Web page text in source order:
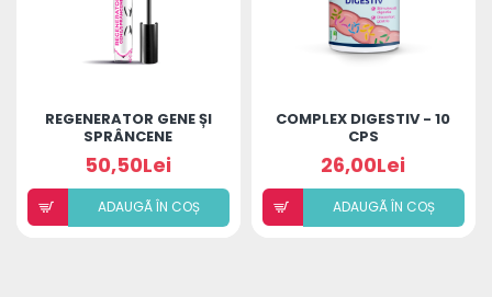
REGENERATOR GENE ȘI
SPRÂNCENE
50,50Lei
ADAUGÃ ÎN COȘ
COMPLEX DIGESTIV - 10
CPS
26,00Lei
ADAUGÃ ÎN COȘ